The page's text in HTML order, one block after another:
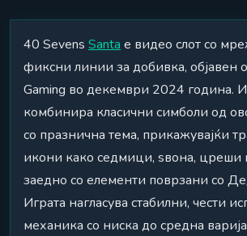
40 Sevens Santa е видео слот со
фиксни линии за добивка, објавен
Gaming во декември 2024 година.
комбинира класични симболи од
со празнична тема, прикажувајќи
икони како седмици, ѕвона, цреши
заедно со елементи поврзани со
Играта нагласува стабилни, чести
механика со ниска до средна